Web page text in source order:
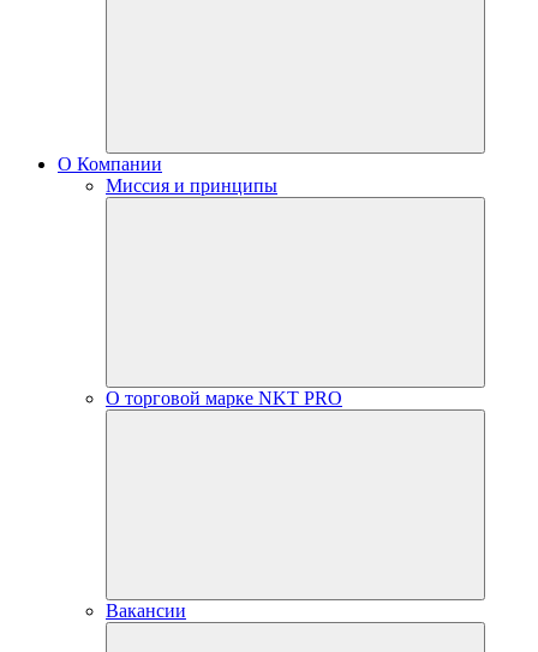
О Компании
Миссия и принципы
О торговой марке NKT PRO
Вакансии